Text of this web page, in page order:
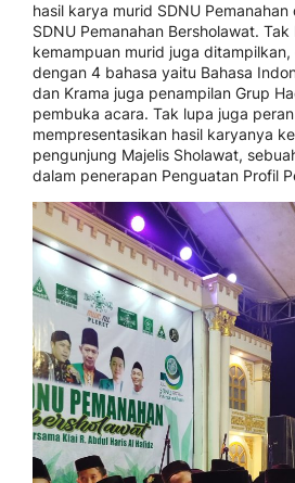
hasil karya murid SDNU
SDNU Pemanahan Bersholawat. Tak
kemampuan murid juga
dengan 4 bahasa yaitu Bahasa
dan Krama juga penampilan Grup
pembuka acara. Tak lupa juga
mempresentasikan hasil karyanya
pengunjung Majelis Sholawat,
dalam penerapan Penguatan Profil